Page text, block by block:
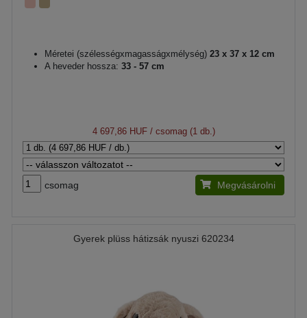
Méretei (szélességxmagasságxmélység) 23 x 37 x 12 cm
A heveder hossza: 33 - 57 cm
4 697,86 HUF/ csomag (1 db.)
csomag Megvásárolni
Gyerek plüss hátizsák nyuszi 620234